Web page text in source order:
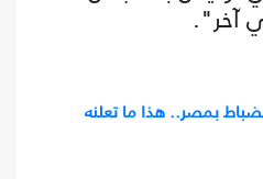
آخر".
بمصر.. هذا ما تعلنه